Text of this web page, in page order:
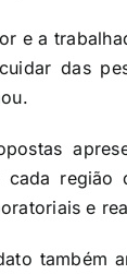
e a
das
cada região
e
também